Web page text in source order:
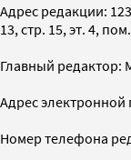
Адрес редакции:
13, стр. 15, эт. 4,
Главный редактор:
Адрес
Номер телефона